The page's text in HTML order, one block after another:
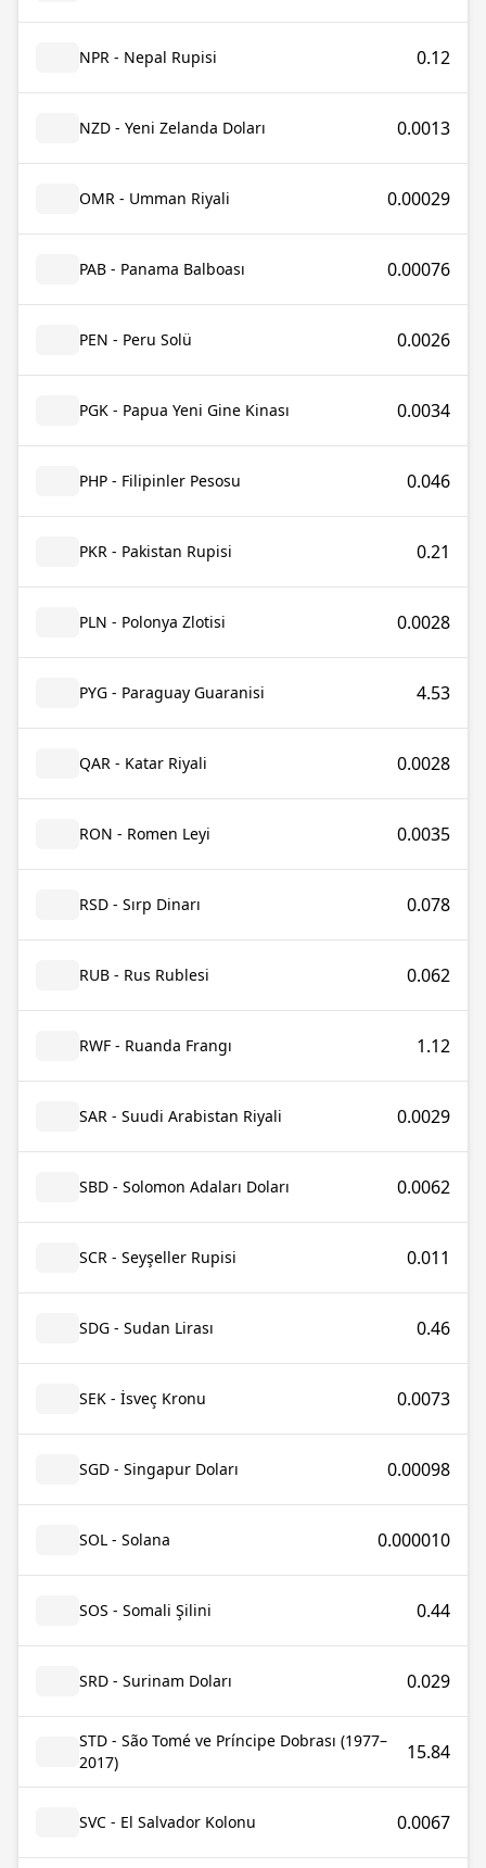
NPR - Nepal Rupisi 0.12
NZD - Yeni Zelanda Doları 0.0013
OMR - Umman Riyali 0.00029
PAB - Panama Balboası 0.00076
PEN - Peru Solü 0.0026
PGK - Papua Yeni Gine Kinası 0.0034
PHP - Filipinler Pesosu 0.046
PKR - Pakistan Rupisi 0.21
PLN - Polonya Zlotisi 0.0028
PYG - Paraguay Guaranisi 4.53
QAR - Katar Riyali 0.0028
RON - Romen Leyi 0.0035
RSD - Sırp Dinarı 0.078
RUB - Rus Rublesi 0.062
RWF - Ruanda Frangı 1.12
SAR - Suudi Arabistan Riyali 0.0029
SBD - Solomon Adaları Doları 0.0062
SCR - Seyşeller Rupisi 0.011
SDG - Sudan Lirası 0.46
SEK - İsveç Kronu 0.0073
SGD - Singapur Doları 0.00098
SOL - Solana 0.000010
SOS - Somali Şilini 0.44
SRD - Surinam Doları 0.029
STD - São Tomé ve Príncipe Dobrası (1977–
2017)
15.84
SVC - El Salvador Kolonu 0.0067